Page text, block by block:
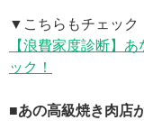
▼こちらもチェック
【浪費家度診断】
ック！
■あの高級焼き肉店